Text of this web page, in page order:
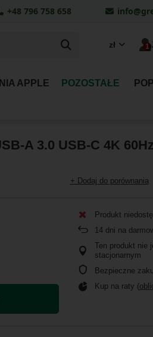
zł
APPLE POZOSTAŁE
A 3.0 USB-C 4K 60Hz
+ Dodaj do porównania
Produkt
14 dni na
Ten produkt nie
stacjonarnym
Bezpieczne
Kup na raty (
+48 796 758 658